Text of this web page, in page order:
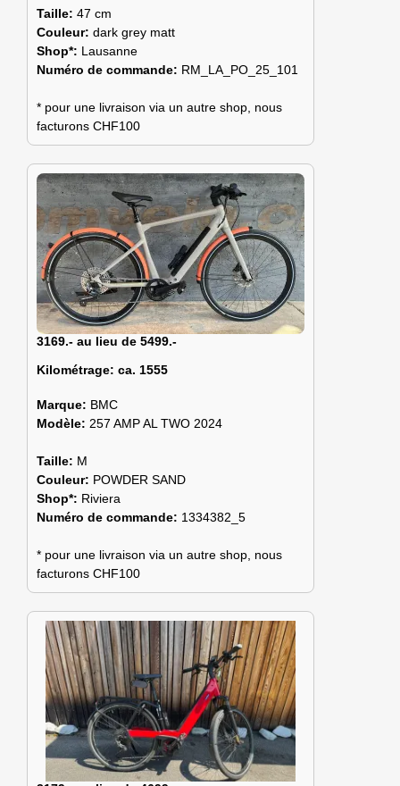
Taille: 47 cm
Couleur: dark grey matt
Shop*: Lausanne
Numéro de commande: RM_LA_PO_25_101
* pour une livraison via un autre shop, nous
facturons CHF100
3169.- au lieu de 5499.-
Kilométrage: ca. 1555
Marque: BMC
Modèle: 257 AMP AL TWO 2024
Taille: M
Couleur: POWDER SAND
Shop*: Riviera
Numéro de commande: 1334382_5
* pour une livraison via un autre shop, nous
facturons CHF100